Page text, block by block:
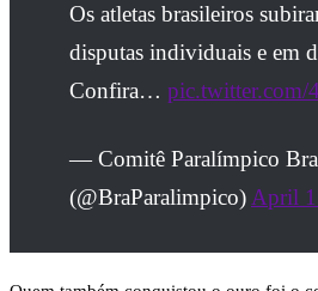
Os atletas brasileiros
disputas individuais e em
Confira…
— Comitê Paralímpico
(@BraParalimpico)April